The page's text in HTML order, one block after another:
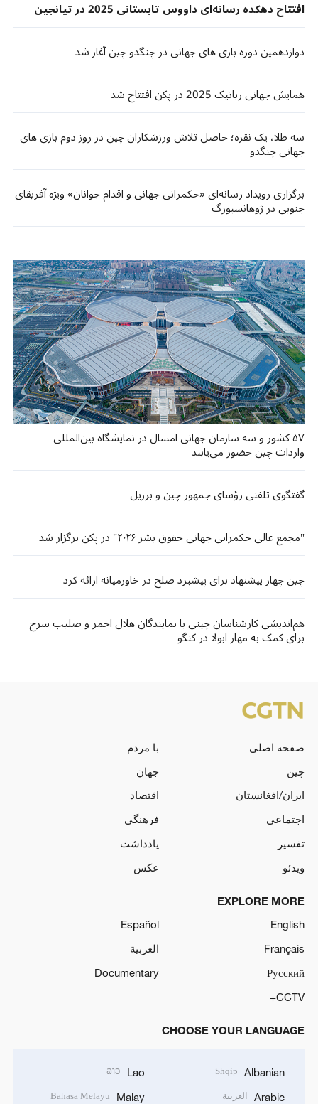
افتتاح دهکده رسانه‌ای داووس تابستانی 2025 در تیانجین
دوازدهمين دوره بازی های جهانی در چنگدو چین آغاز شد
همایش جهانی رباتیک 2025 در پکن افتتاح شد
سه طلا، یک نقره؛ حاصل تلاش ورزشکاران چین در روز دوم بازی های
جهانی چنگدو
برگزاری رویداد رسانه‌ای «حکمرانی جهانی و اقدام جوانان» ویژه آفریقای
جنوبی در ژوهانسبورگ
۵۷ کشور و سه سازمان جهانی امسال در نمایشگاه بین‌المللی
واردات چین حضور می‌یابند
گفتگوی تلفنی رؤسای جمهور چین و برزیل
"مجمع عالی حکمرانی جهانی حقوق بشر ۲۰۲۶" در پکن برگزار شد
چین چهار پیشنهاد برای پیشبرد صلح در خاورمیانه ارائه کرد
هم‌اندیشی کارشناسان چینی با نمایندگان هلال احمر و صلیب سرخ
برای کمک به مهار ابولا در کنگو
صفحه اصلی
با مردم
چین
جهان
ایران/افغانستان
اقتصاد
اجتماعی
فرهنگی
تفسیر
یادداشت
ویدئو
عکس
EXPLORE MORE
English
Español
Français
العربية
Русский
Documentary
CCTV+
CHOOSE YOUR LANGUAGE
Albanian
Shqip
Arabic العربية
Lao
ລາວ
Malay
Bahasa Melayu